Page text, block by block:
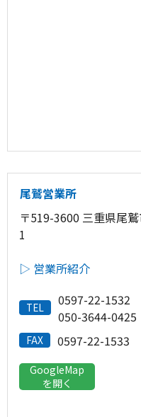
尾鷲営業所
〒519-3600 三重県尾
1
▷ 営業所紹介
TEL
0597-22-1532
050-3644-0425
FAX 0597-22-1533
GoogleMap
を開く